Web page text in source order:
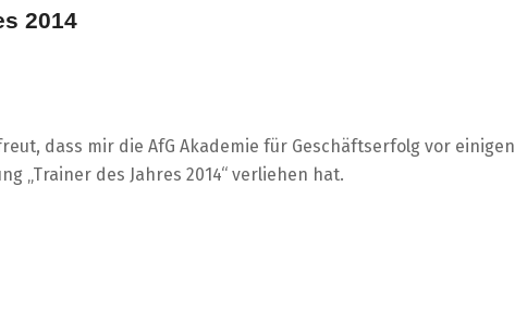
2014
dass mir die AfG Akademie für Geschäftserfolg vor einigen
„Trainer des Jahres 2014“ verliehen hat.